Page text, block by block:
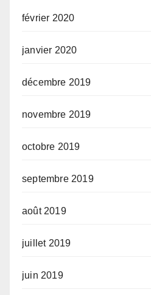
février 2020
janvier 2020
décembre 2019
novembre 2019
octobre 2019
septembre 2019
août 2019
juillet 2019
juin 2019